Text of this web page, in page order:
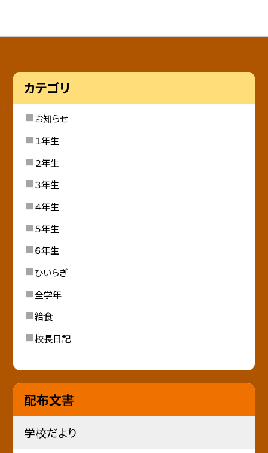
カテゴリ
お知らせ
１年生
２年生
３年生
４年生
５年生
６年生
ひいらぎ
全学年
給食
校長日記
配布文書
学校だより